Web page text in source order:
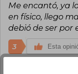
Me encantó, ya
en físico, llego
debió de ser por
3 Esta